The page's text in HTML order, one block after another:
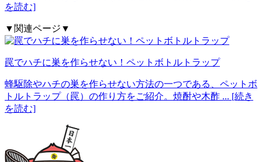
を読む]
▼関連ページ▼
罠でハチに巣を作らせない！ペットボトルトラップ
蜂駆除やハチの巣を作らせない方法の一つである、ペットボ
トルトラップ（罠）の作り方をご紹介。焼酎や木酢 ... [続き
を読む]